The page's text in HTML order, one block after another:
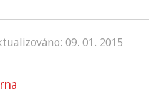
09. 01. 2015